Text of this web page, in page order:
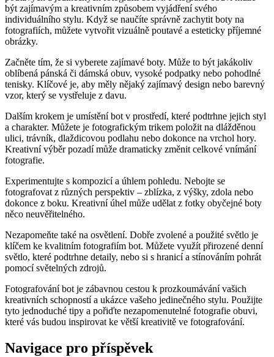
být zajímavým a kreativním způsobem⁤ vyjádření ‌svého
individuálního ​stylu. ​Když se naučíte správně zachytit boty na
fotografiích, můžete vytvořit ⁣vizuálně​ poutavé a esteticky příjemné
obrázky.
Začněte tím, ‌že‌ si vyberete⁤ zajímavé boty.⁤ Může to být jakákoliv
oblíbená pánská či‌ dámská obuv, ⁤vysoké⁣ podpatky nebo pohodlné
tenisky. Klíčové je,‍ aby měly​ nějaký zajímavý design nebo barevný
vzor, který ⁢se vystřeluje z‌ davu.
Dalším krokem je umístění bot v‍ prostředí, které ​podtrhne ‍jejich styl
a charakter. ⁢Můžete je ⁢fotografickým ⁤trikem položit na dlážděnou
‌ulici, ‌trávník, dlaždicovou podlahu ​nebo dokonce na vrchol hory.
⁢Kreativní výběr pozadí může dramaticky⁢ změnit celkové vnímání
fotografie.
Experimentujte s kompozicí ⁢a úhlem pohledu. Nebojte ⁢se
fotografovat z různých perspektiv ‍– zblízka, z výšky, zdola nebo
dokonce z boku. Kreativní úhel může‍ udělat z fotky obyčejné boty
něco neuvěřitelného.
Nezapomeňte také ​na osvětlení. ‌Dobře zvolené a použité světlo je
klíčem ke kvalitním fotografiím bot. Můžete ‍využít přirozené ‍denní
světlo, které podtrhne⁤ detaily, nebo si s hranicí a stínováním pohrát
‍pomocí světelných zdrojů.
Fotografování bot je zábavnou cestou k prozkoumávání vašich
kreativních schopností a ukázce vašeho jedinečného stylu. ‍Použijte
tyto‍ jednoduché tipy a pořiďte nezapomenutelné ⁣fotografie obuvi,
které vás budou inspirovat ke větší ⁤kreativitě‌ ve ​fotografování.‌
Navigace pro příspěvek